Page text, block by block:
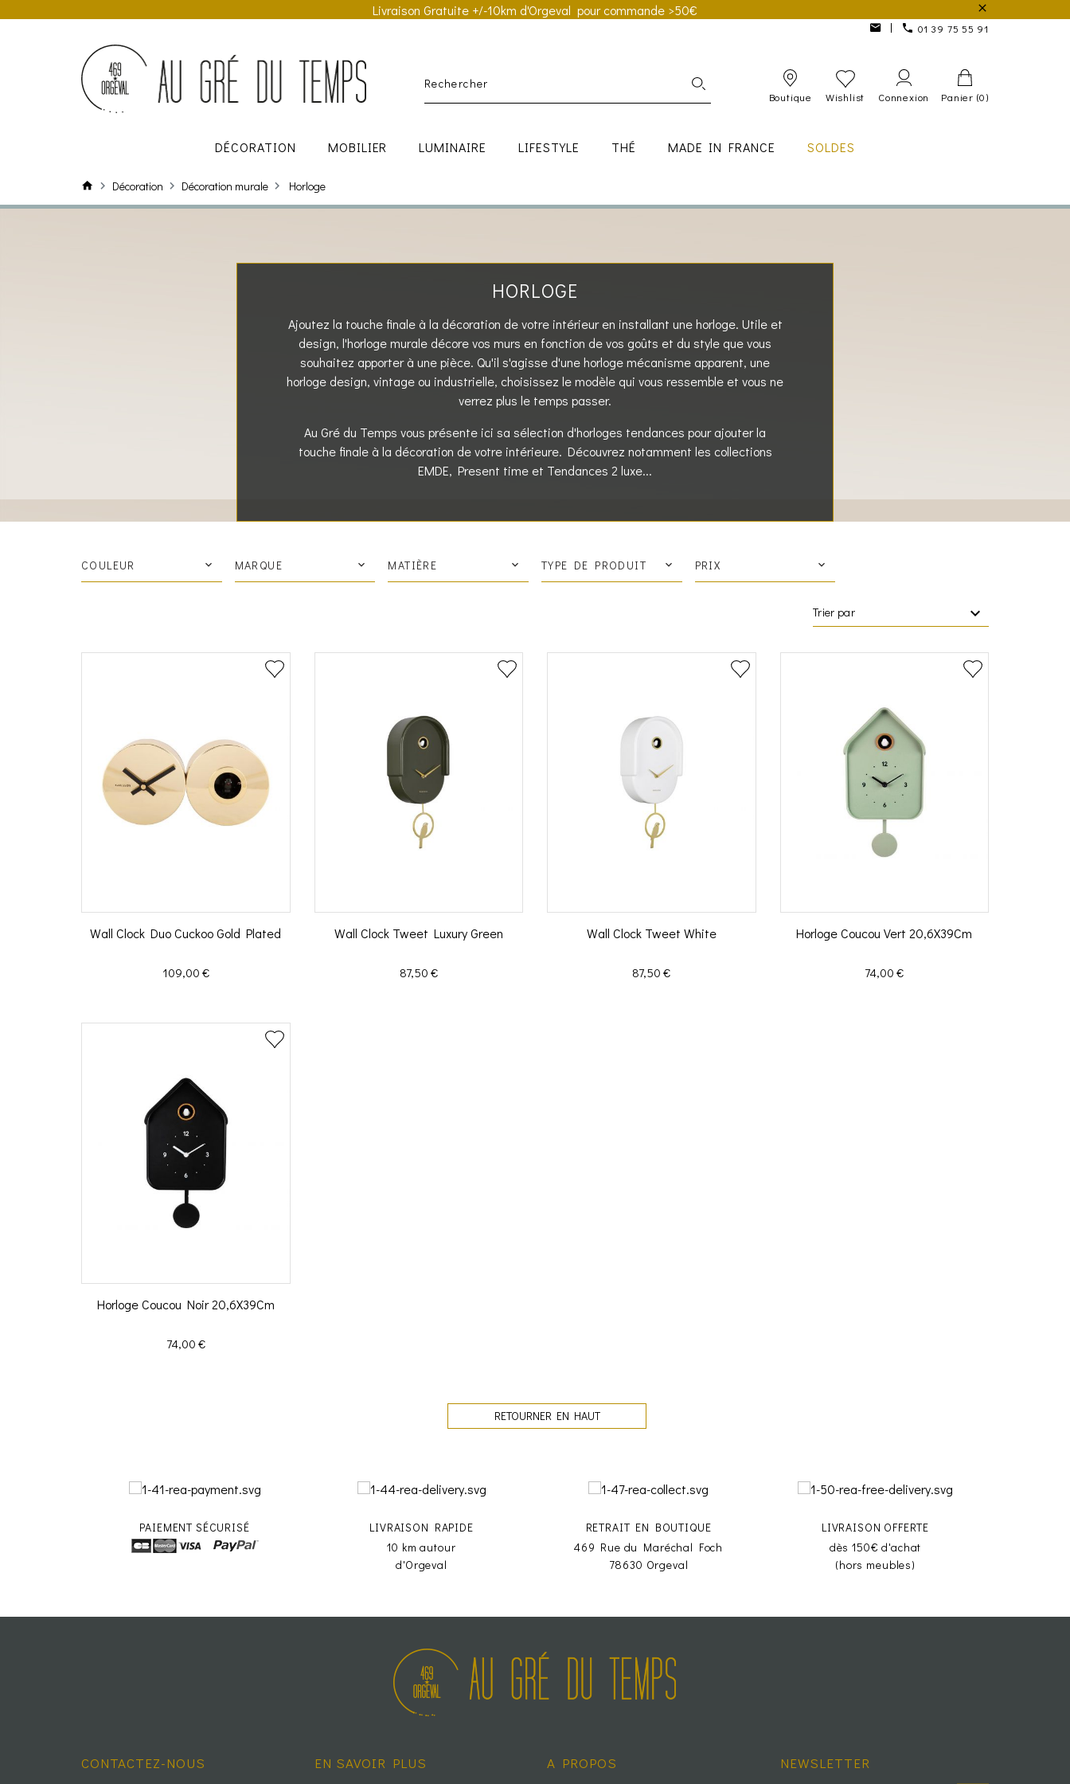
Livraison Gratuite +/-10km d'Orgeval pour commande >50€
01 39 75 55 91
Boutique Wishlist Connexion Panier (0)
DÉCORATION MOBILIER LUMINAIRE LIFESTYLE THÉ MADE IN FRANCE SOLDES
Décoration Décoration murale Horloge
HORLOGE
Ajoutez la touche finale à la décoration de votre intérieur en installant une horloge. Utile et
design, l'horloge murale décore vos murs en fonction de vos goûts et du style que vous
souhaitez apporter à une pièce. Qu'il s'agisse d'une horloge mécanisme apparent, une
horloge design, vintage ou industrielle, choisissez le modèle qui vous ressemble et vous ne
verrez plus le temps passer.
Au Gré du Temps vous présente ici sa sélection d'horloges tendances pour ajouter la
touche finale à la décoration de votre intérieure. Découvrez notamment les collections
EMDE, Present time et Tendances 2 luxe...
COULEUR MARQUE MATIÈRE TYPE DE PRODUIT PRIX
Trier par
Wall Clock Duo Cuckoo Gold Plated
Prix
109,00 €
Wall Clock Tweet Luxury Green
Prix
87,50 €
Wall Clock Tweet White
Prix
87,50 €
Horloge Coucou Vert 20,6X39Cm
Prix
74,00 €
Horloge Coucou Noir 20,6X39Cm
Prix
74,00 €
RETOURNER EN HAUT
PAIEMENT SÉCURISÉ
LIVRAISON RAPIDE
10 km autour
d'Orgeval
RETRAIT EN BOUTIQUE
469 Rue du Maréchal Foch
78630 Orgeval
LIVRAISON OFFERTE
dès 150€ d'achat
(hors meubles)
CONTACTEZ-NOUS EN SAVOIR PLUS A PROPOS NEWSLETTER